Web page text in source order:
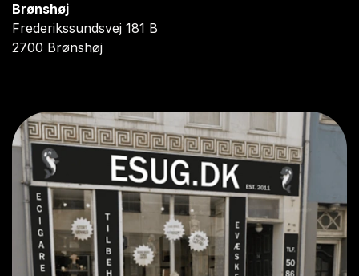
Brønshøj
Frederikssundsvej 181 B
2700 Brønshøj